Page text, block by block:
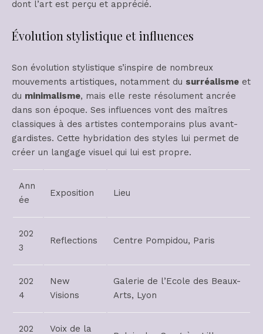
dont l’art est perçu et apprécié.
Évolution stylistique et influences
Son évolution stylistique s’inspire de nombreux
mouvements artistiques, notamment du surréalisme et
du minimalisme, mais elle reste résolument ancrée
dans son époque. Ses influences vont des maîtres
classiques à des artistes contemporains plus avant-
gardistes. Cette hybridation des styles lui permet de
créer un langage visuel qui lui est propre.
Ann
ée
Exposition Lieu
202
3
Reflections Centre Pompidou, Paris
202
4
New
Visions
Galerie de l’Ecole des Beaux-
Arts, Lyon
202 Voix de la